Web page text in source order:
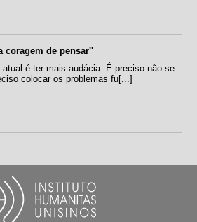
coragem de pensar''
é ter mais audácia. É preciso não se
colocar os problemas fu[...]